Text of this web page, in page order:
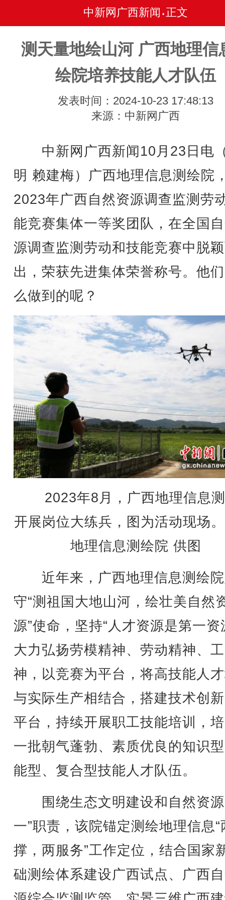
中新网广西新闻 • 正文
测天量地绘山河 广西地理信
绘院培养技能人才队伍
发表时间：2024-10-23 17:48:13
来源：中新网广西
中新网广西新闻10月23日电
明 赖建梅）广西地理信息测绘院
2023年广西自然资源调查监测劳
能竞赛集体一等奖团队，在全国
源调查监测劳动和技能竞赛中脱
出，荣获先进集体荣誉称号。他
么做到的呢？
2023年8月，广西地理信息
开展岗位大练兵，图为活动现场
地理信息测绘院 供图
近年来，广西地理信息测绘
守“测祖国大地山河，绘壮美自然
源”使命，坚持“人才资源是第一资
大力弘扬劳模精神、劳动精神、
神，以竞赛为平台，将高技能人
与实际生产相结合，搭建技术创
平台，持续开展职工技能培训，
一批朝气蓬勃、素质优良的知识
能型、复合型技能人才队伍。
围绕生态文明建设和自然资源
一”职责，该院锚定测绘地理信息“
撑，两服务”工作定位，结合国家
础测绘体系建设广西试点、广西